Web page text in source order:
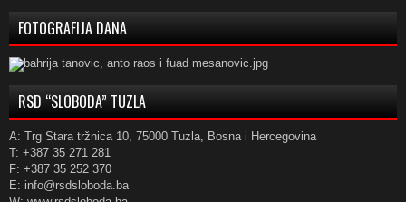
FOTOGRAFIJA DANA
RSD “SLOBODA” TUZLA
A: Trg Stara tržnica 10, 75000 Tuzla, Bosna i Hercegovina
T: +387 35 271 281
F: +387 35 252 370
E: info@rsdsloboda.ba